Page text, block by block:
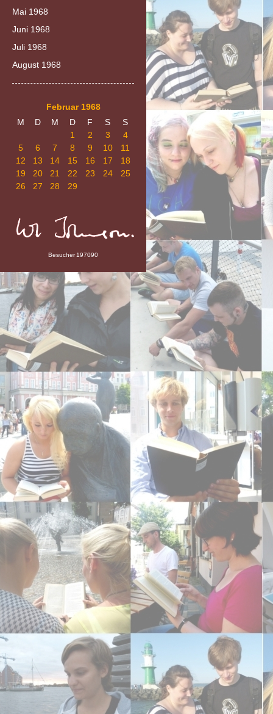
Mai 1968
Juni 1968
Juli 1968
August 1968
Februar 1968
M
D M D F S
S
1
2 3
4
5
6 7 8 9 10
11
12
13 14 15 16 17
18
19
20 21 22 23 24
25
26
27 28 29
Besucher 197090